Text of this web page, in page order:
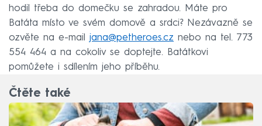
hodil třeba do domečku se zahradou. Máte pro
Batáta místo ve svém domově a srdci? Nezávazně se
ozvěte na e-mail jana@petheroes.cz nebo na tel. 773
554 464 a na cokoliv se doptejte. Batátkovi
pomůžete i sdílením jeho příběhu.
Čtěte také